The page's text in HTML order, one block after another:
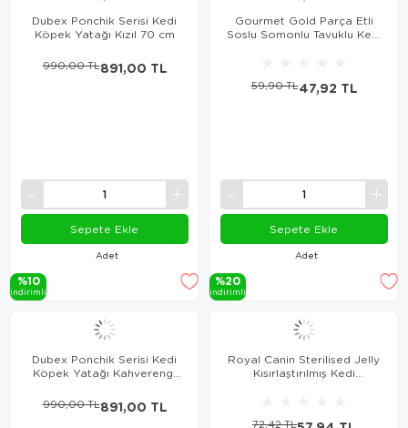
Dubex Ponchik Serisi Kedi
Köpek Yatağı Kızıl 70 cm
Adet
891,00 TL
990,00 TL
Sepete Ekle
%10
i̇ndi̇ri̇mli̇
Gourmet Gold Parça Etli
Soslu Somonlu Tavuklu Kedi
Adet
47,92 TL
59,90 TL
Sepete Ekle
%20
i̇ndi̇ri̇mli̇
Dubex Ponchik Serisi Kedi
Köpek Yatağı Kahverengi
891,00 TL
990,00 TL
Royal Canin Sterilised Jelly
Kısırlaştırılmış Kedi
72,42 TL